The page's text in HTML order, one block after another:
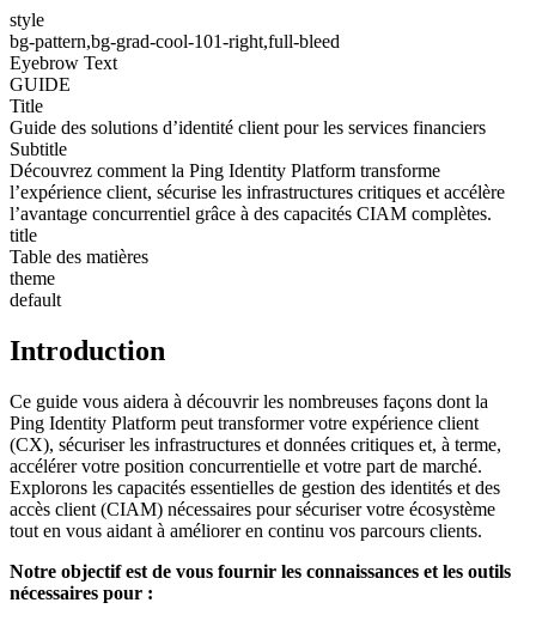
style
bg-pattern,bg-grad-cool-101-right,full-bleed
Eyebrow Text
GUIDE
Title
Guide des solutions d’identité client pour les services financiers
Subtitle
Découvrez comment la Ping Identity Platform transforme
l’expérience client, sécurise les infrastructures critiques et accélère
l’avantage concurrentiel grâce à des capacités CIAM complètes.
title
Table des matières
theme
default
Introduction
Ce guide vous aidera à découvrir les nombreuses façons dont la
Ping Identity Platform peut transformer votre expérience client
(CX), sécuriser les infrastructures et données critiques et, à terme,
accélérer votre position concurrentielle et votre part de marché.
Explorons les capacités essentielles de gestion des identités et des
accès client (CIAM) nécessaires pour sécuriser votre écosystème
tout en vous aidant à améliorer en continu vos parcours clients.
Notre objectif est de vous fournir les connaissances et les outils
nécessaires pour :